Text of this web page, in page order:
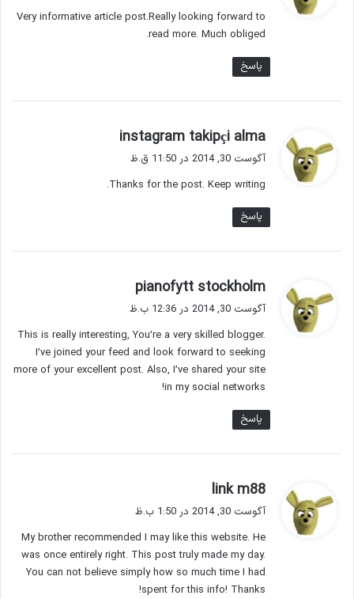
:
Very informative article post.Really looking forward to
read more. Much obliged.
پاسخ
instagram takipçi alma
:
آگوست 30, 2014 در 11:50 ق.ظ
Thanks for the post. Keep writing.
پاسخ
pianofytt stockholm
ف
:
آگوست 30, 2014 در 12:36 ب.ظ
This is really interesting, You’re a very skilled blogger.
I’ve joined your feed and look forward to seeking
more of your excellent post. Also, I’ve shared your site
in my social networks!
پاسخ
link m88
ف
:
آگوست 30, 2014 در 1:50 ب.ظ
My brother recommended I may like this website. He
was once entirely right. This post truly made my day.
You can not believe simply how so much time I had
spent for this info! Thanks!